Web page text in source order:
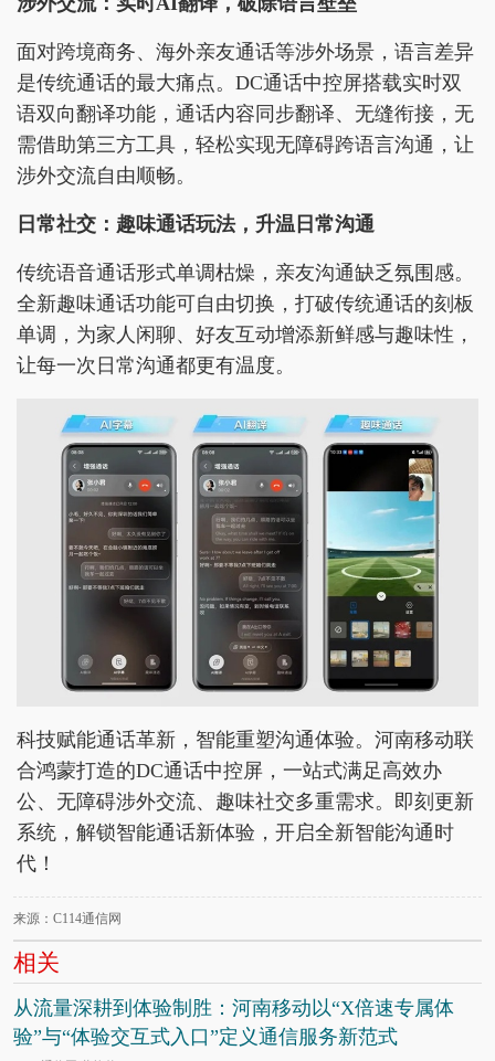
面对跨境商务、海外亲友通话等涉外场景，语言差异
是传统通话的最大痛点。DC通话中控屏搭载实时双
语双向翻译功能，通话内容同步翻译、无缝衔接，无
需借助第三方工具，轻松实现无障碍跨语言沟通，让
涉外交流自由顺畅。
日常社交：趣味通话玩法，升温日常沟通
传统语音通话形式单调枯燥，亲友沟通缺乏氛围感。
全新趣味通话功能可自由切换，打破传统通话的刻板
单调，为家人闲聊、好友互动增添新鲜感与趣味性，
让每一次日常沟通都更有温度。
科技赋能通话革新，智能重塑沟通体验。河南移动联
合鸿蒙打造的DC通话中控屏，一站式满足高效办
公、无障碍涉外交流、趣味社交多重需求。即刻更新
系统，解锁智能通话新体验，开启全新智能沟通时
代！
来源：C114通信网
相关
从流量深耕到体验制胜：河南移动以“X倍速专属体
验”与“体验交互式入口”定义通信服务新范式